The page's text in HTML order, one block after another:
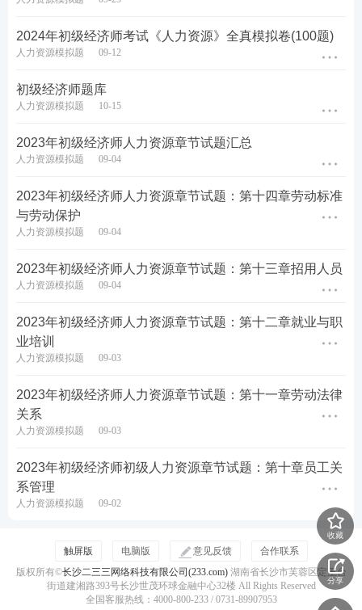
添加初级经济师学霸君企业微信，拉你进备考刷题
初级经济师学霸君企业微信，扫码添加↓↓
初级经济师历年真题
备考初级经济师，刷历年真题是感受考试难度、摸清
出题规律的核心方法！通过反复研习真题，不仅能直
观感知各科目的难易梯度、高频考点的分布逻辑，更
能精准把握命题人的出题思路和陷阱设置；同时还能
化备考策略、提高答题效率，让复习方向更清晰，备
考少走弯路。
初级经济基础 历年真题 真题下载
初级人力资源 历年真题 真题下载
2024年初级经济师考试《人力资源》全真模拟卷(100题)
人力资源模拟题 09-12
初级经济师题库
人力资源模拟题 10-15
2023年初级经济师人力资源章节试题汇总
人力资源模拟题 09-04
2023年初级经济师人力资源章节试题：第十四章劳动标准
与劳动保护
人力资源模拟题 09-04
2023年初级经济师人力资源章节试题：第十三章招用人员
人力资源模拟题 09-04
2023年初级经济师人力资源章节试题：第十二章就业与职
业培训
人力资源模拟题 09-03
2023年初级经济师人力资源章节试题：第十一章劳动法律
关系
人力资源模拟题 09-03
2023年初级经济师初级人力资源章节试题：第十章员工关
系管理
人力资源模拟题 09-02
收藏
分享
触屏版 电脑版 意见反馈
合作联系
版权所有©长沙二三三网络科技有限公司(233.com)湖南省长沙市芙蓉区定王台
街道建湘路393号长沙世茂环球金融中心32楼 All Rights Reserved
全国客服热线：4000-800-233 / 0731-89907953